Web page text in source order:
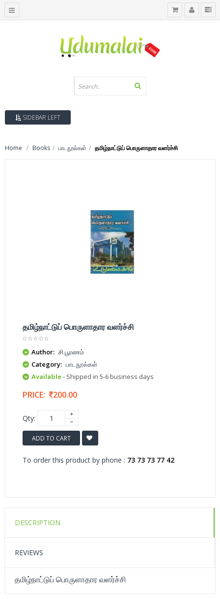
SIDEBAR LEFT
Home Books பாடநூல்கள் தமிழ்நாட்டுப் பொருளாதார வளர்ச்சி
தமிழ்நாட்டுப் பொருளாதார வளர்ச்சி
Author: சி.பூரணம்
Category: பாடநூல்கள்
Available- Shipped in 5-6 business days
PRICE: 200.00
Qty:
ADD TO CART
To order this product by phone : 73 73 73 77 42
DESCRIPTION
REVIEWS
தமிழ்நாட்டுப் பொருளாதார வளர்ச்சி